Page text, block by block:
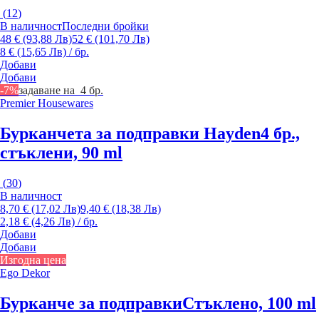
(12)
В наличностПоследни бройки
48 € (93,88 Лв)52 € (101,70 Лв)
8 € (15,65 Лв) / бр.
Добави
Добави
-7%задаване на 4 бр.
Premier Housewares
Бурканчета за подправки Hayden4 бр.,
стъклени, 90 ml
(30)
В наличност
8,70 € (17,02 Лв)9,40 € (18,38 Лв)
2,18 € (4,26 Лв) / бр.
Добави
Добави
Изгодна цена
Ego Dekor
Бурканче за подправкиСтъклено, 100 ml